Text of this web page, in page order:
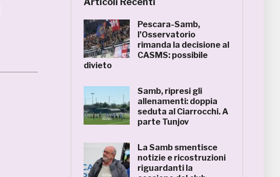
Pescara-Samb,
l’Osservatorio
rimanda la decisione al
CASMS: possibile
divieto
Samb, ripresi gli
allenamenti: doppia
seduta al Ciarrocchi. A
parte Tunjov
La Samb smentisce
notizie e ricostruzioni
riguardanti la